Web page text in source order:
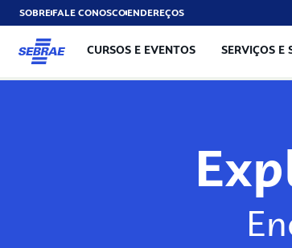
SOBREFALE CONOSCOENDEREÇOS
CURSOS E EVENTOS SERVIÇOS E